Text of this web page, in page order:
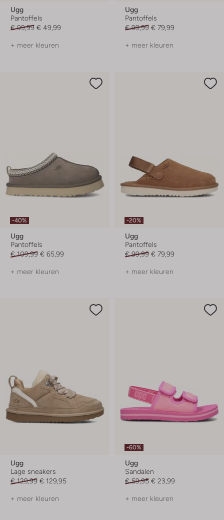
Ugg
Pantoffels
€ 99,99 € 49,99
+ meer kleuren
Ugg
Pantoffels
€ 99,99 € 79,99
+ meer kleuren
-40%
Ugg
Pantoffels
€ 109,99 € 65,99
+ meer kleuren
-20%
Ugg
Pantoffels
€ 99,99 € 79,99
+ meer kleuren
Ugg
Lage sneakers
€ 129,99 € 129,95
+ meer kleuren
-60%
Ugg
Sandalen
€ 59,95 € 23,99
+ meer kleuren